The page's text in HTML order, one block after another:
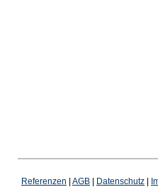
Referenzen AGB Datenschutz